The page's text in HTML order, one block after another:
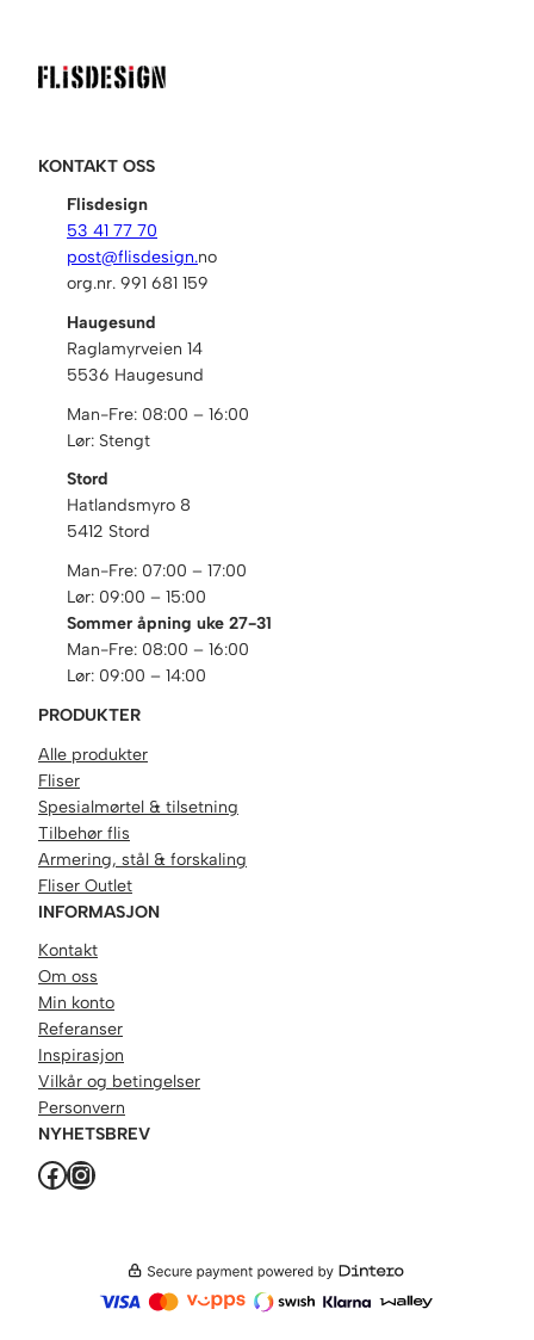
KONTAKT OSS
Flisdesign
53 41 77 70
post@flisdesign.no
org.nr. 991 681 159
Haugesund
Raglamyrveien 14
5536 Haugesund
Man-Fre: 08:00 – 16:00
Lør: Stengt
Stord
Hatlandsmyro 8
5412 Stord
Man-Fre: 07:00 – 17:00
Lør: 09:00 – 15:00
Sommer åpning uke 27-31
Man-Fre: 08:00 – 16:00
Lør: 09:00 – 14:00
PRODUKTER
Alle produkter
Fliser
Spesialmørtel & tilsetning
Tilbehør flis
Armering, stål & forskaling
Fliser Outlet
INFORMASJON
Kontakt
Om oss
Min konto
Referanser
Inspirasjon
Vilkår og betingelser
Personvern
NYHETSBREV
Facebook Instagram